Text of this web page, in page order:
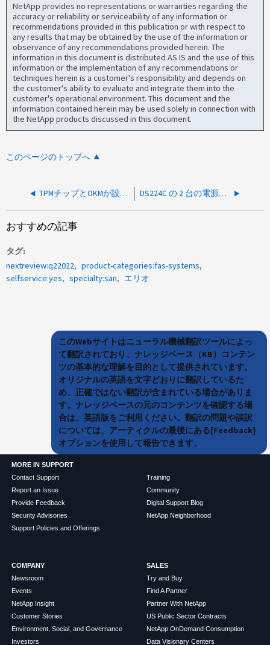
NetApp provides no representations or warranties regarding the
accuracy or reliability or serviceability of any information or
recommendations provided in this publication or with respect to
any results that may be obtained by the use of the information or
observance of any recommendations provided herein. The
information in this document is distributed AS IS and the use of this
information or the implementation of any recommendations or
techniques herein is a customer's responsibility and depends on
the customer's ability to evaluate and integrate them into the
customer's operational environment. This document and the
information contained herein may be used solely in connection with
the NetApp products discussed in this document.
このページのトップへ
TPMチップとOKMが設定されたマザーボードの交換のトラブルシューティング DS224C の 2 台の電源装置ユニット（ PSU ）には、センサー読み取り値はありませんが、正常に機能しています
おすすめの記事
タグ
nextreview:q22022
product-categories:fas-systems
selfservice:yes
specialty:san エリオ
このWebサイトはニューラル機械翻訳ツールによっ
て翻訳されており、ナレッジベース（KB）コンテン
ツの基本的な理解を目的として提供されています。
オリジナルの英語を文字どおりに翻訳しているた
め、正確ではない翻訳が含まれている場合がありま
す。ナレッジベースの元のコンテンツを確認する場
合は、英語版をご利用ください。翻訳の問題や誤訳
については、アーティクルの最後にある[Feedback]
オプションを使用して報告できます。
MORE IN SUPPORT
Contact Support
Report an Issue
Provide Feedback
Security Advisories
Support Policies and Offerings
Training
Community
Digital Support Blog
NetApp Neighborhood
COMPANY
Newsroom
Events
NetApp Insight
Customer Stories
Environment, Social, and Governance
Investors
SALES
Try and Buy
Find A Partner
Partner With NetApp
US Public Sector Contracts
NetApp OnDemand Consumption
Data Visionary Centers